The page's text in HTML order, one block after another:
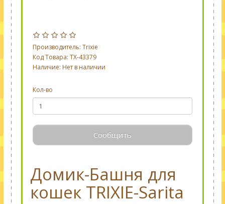
Производитель: Trixie
Код Товара: TX-43379
Наличие: Нет в наличии
Кол-во
Сообщить
Домик-Башня для
кошек TRIXIE-Sarita